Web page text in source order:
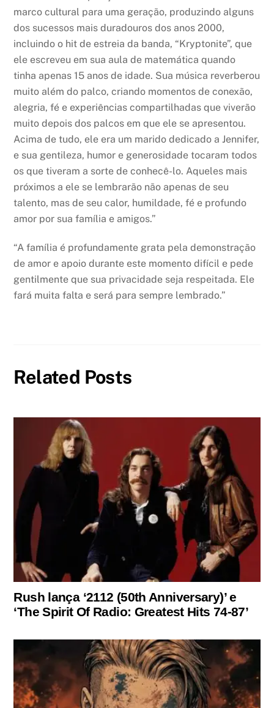
marco cultural para uma geração, produzindo alguns
dos sucessos mais duradouros dos anos 2000,
incluindo o hit de estreia da banda, “Kryptonite”, que
ele escreveu em sua aula de matemática quando
tinha apenas 15 anos de idade. Sua música reverberou
muito além do palco, criando momentos de conexão,
alegria, fé e experiências compartilhadas que viverão
muito depois dos palcos em que ele se apresentou.
Acima de tudo, ele era um marido dedicado a Jennifer,
e sua gentileza, humor e generosidade tocaram todos
os que tiveram a sorte de conhecê-lo. Aqueles mais
próximos a ele se lembrarão não apenas de seu
talento, mas de seu calor, humildade, fé e profundo
amor por sua família e amigos.”
“A família é profundamente grata pela demonstração
de amor e apoio durante este momento difícil e pede
gentilmente que sua privacidade seja respeitada. Ele
fará muita falta e será para sempre lembrado.”
Related Posts
Rush lança ‘2112 (50th Anniversary)’ e
‘The Spirit Of Radio: Greatest Hits 74-87’